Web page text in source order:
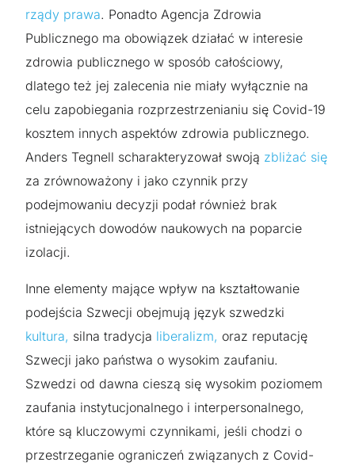
rządy prawa. Ponadto Agencja Zdrowia
Publicznego ma obowiązek działać w interesie
zdrowia publicznego w sposób całościowy,
dlatego też jej zalecenia nie miały wyłącznie na
celu zapobiegania rozprzestrzenianiu się Covid-19
kosztem innych aspektów zdrowia publicznego.
Anders Tegnell scharakteryzował swoją zbliżać się
za zrównoważony i jako czynnik przy
podejmowaniu decyzji podał również brak
istniejących dowodów naukowych na poparcie
izolacji.
Inne elementy mające wpływ na kształtowanie
podejścia Szwecji obejmują język szwedzki
kultura, silna tradycja liberalizm, oraz reputację
Szwecji jako państwa o wysokim zaufaniu.
Szwedzi od dawna cieszą się wysokim poziomem
zaufania instytucjonalnego i interpersonalnego,
które są kluczowymi czynnikami, jeśli chodzi o
przestrzeganie ograniczeń związanych z Covid-